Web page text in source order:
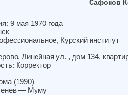
Сафонов
9 мая 1970 года
Курский институт
Линейная ул. , дом 134,
Корректор
(1990)
— Муму